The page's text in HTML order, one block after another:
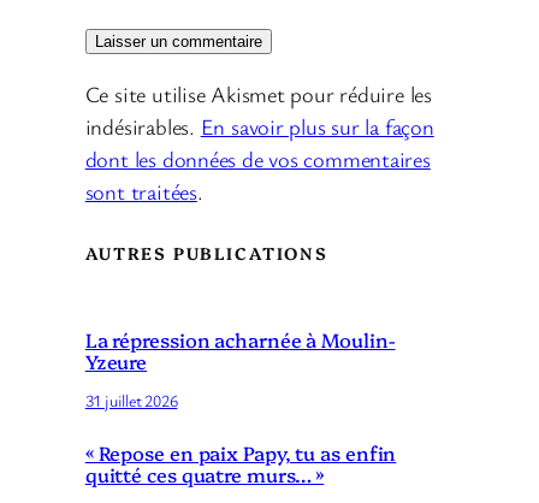
Ce site utilise Akismet pour réduire les
indésirables. En savoir plus sur la façon
dont les données de vos commentaires
sont traitées.
AUTRES PUBLICATIONS
La répression acharnée à Moulin-
Yzeure
31 juillet 2026
« Repose en paix Papy, tu as enfin
quitté ces quatre murs… »